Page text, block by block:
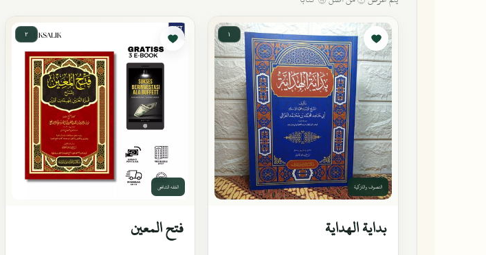
١
التصوف والتزكية
بداية الهداية
٢
الفقه الشافعي
فتح المعين